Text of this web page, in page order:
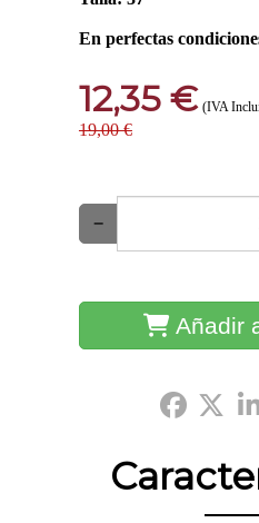
En perfectas
12,35 € (IVA
19,00 €
−
Añadir